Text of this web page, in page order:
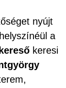
nyújt
helyszínéül a
keresi